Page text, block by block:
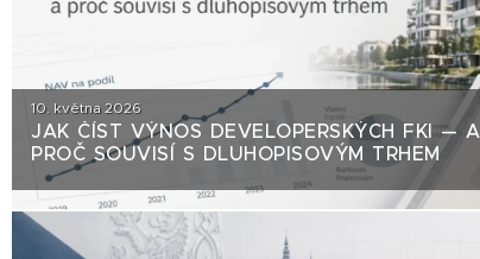
10. května 2026
JAK ČÍST VÝNOS DEVELOPERSKÝCH FKI — A
PROČ SOUVISÍ S DLUHOPISOVÝM TRHEM